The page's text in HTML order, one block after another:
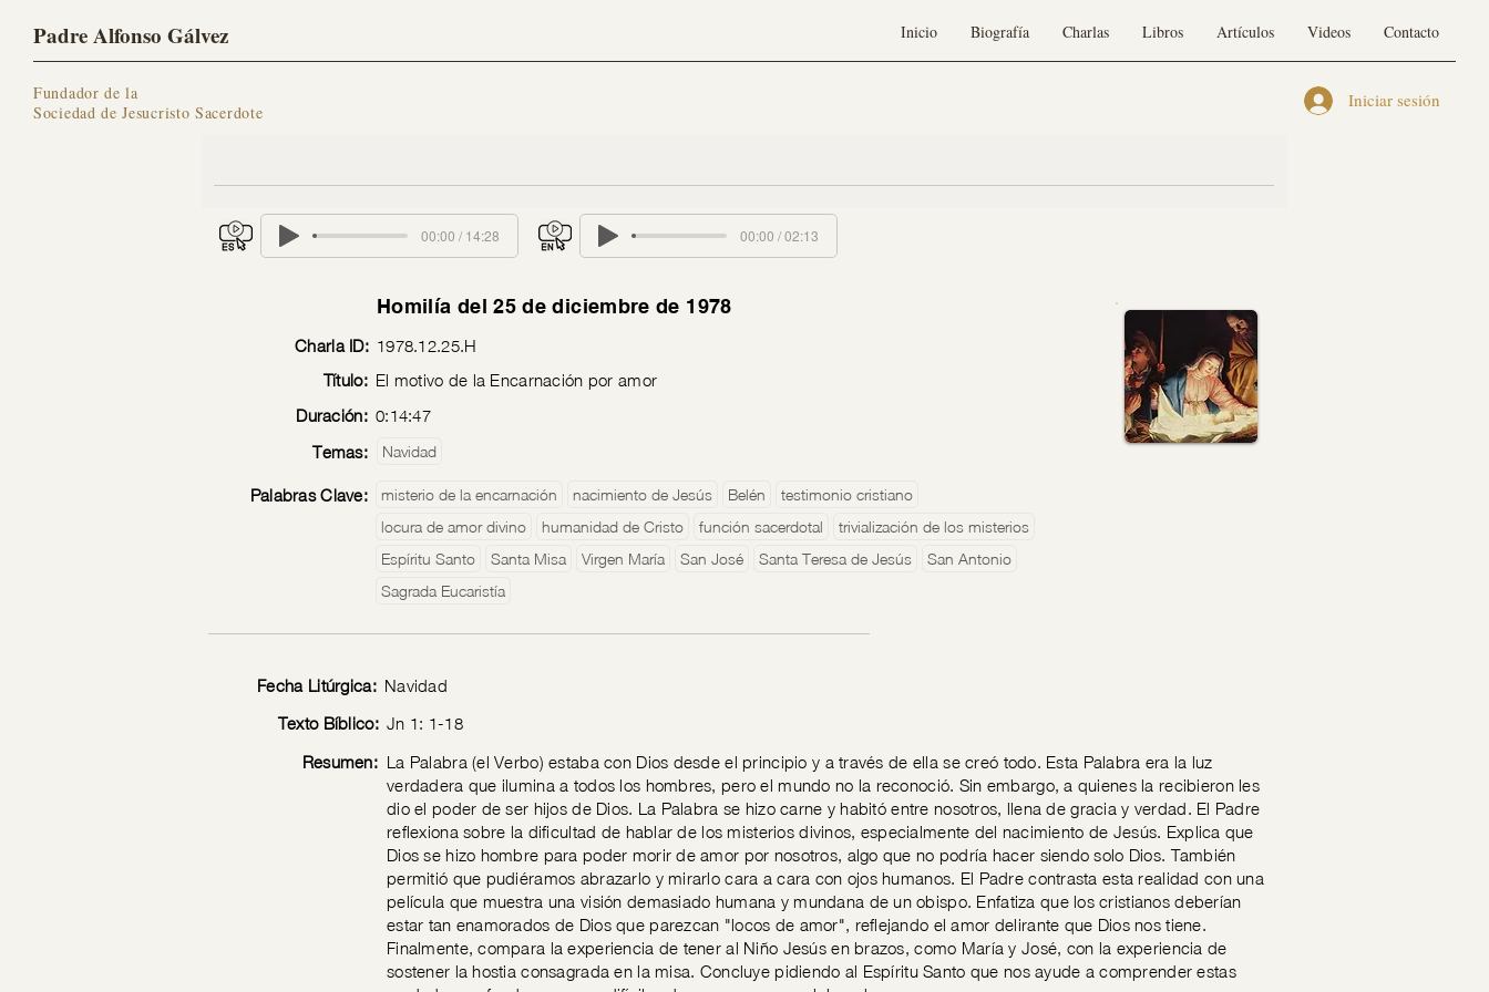
Padre Alfonso Gálvez
Fundador de la
Sociedad de Jesucristo Sacerdote
Inicio Biografía Charlas Libros Artículos Videos Contacto
Iniciar sesión
00:00 / 14:28 00:00 / 02:13
Homilía del 25 de diciembre de 1978
Charla ID: 1978.12.25.H
Título: El motivo de la Encarnación por amor
Duración: 0:14:47
Temas:
Navidad
Palabras Clave: misterio de la encarnación nacimiento de Jesús Belén
testimonio cristiano
locura de amor divino
humanidad de Cristo función sacerdotal
trivialización de los misterios
Espíritu Santo
Santa Misa Virgen María San José Santa Teresa de Jesús
San Antonio
Sagrada Eucaristía
Fecha Litúrgica: Navidad
Texto Bíblico: Jn 1: 1-18
Resumen: La Palabra (el Verbo) estaba con Dios desde el principio y a través de ella se creó todo. Esta Palabra era la luz
verdadera que ilumina a todos los hombres, pero el mundo no la reconoció. Sin embargo, a quienes la recibieron les
dio el poder de ser hijos de Dios. La Palabra se hizo carne y habitó entre nosotros, llena de gracia y verdad. El Padre
reflexiona sobre la dificultad de hablar de los misterios divinos, especialmente del nacimiento de Jesús. Explica que
Dios se hizo hombre para poder morir de amor por nosotros, algo que no podría hacer siendo solo Dios. También
permitió que pudiéramos abrazarlo y mirarlo cara a cara con ojos humanos. El Padre contrasta esta realidad con una
película que muestra una visión demasiado humana y mundana de un obispo. Enfatiza que los cristianos deberían
estar tan enamorados de Dios que parezcan "locos de amor", reflejando el amor delirante que Dios nos tiene.
Finalmente, compara la experiencia de tener al Niño Jesús en brazos, como María y José, con la experiencia de
sostener la hostia consagrada en la misa. Concluye pidiendo al Espíritu Santo que nos ayude a comprender estas